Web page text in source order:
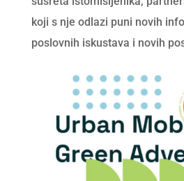
koji s nje odlazi puni novih
poslovnih iskustava i novih